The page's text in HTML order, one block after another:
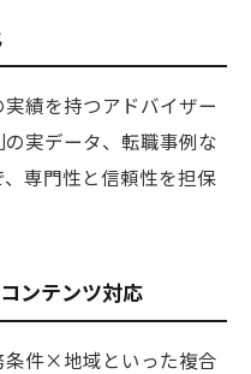
績を持つアドバイザー
実データ、転職事例な
専門性と信頼性を担保
ンテンツ対応
件×地域といった複合